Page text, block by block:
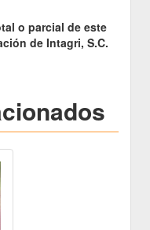
o parcial de este
de Intagri, S.C.